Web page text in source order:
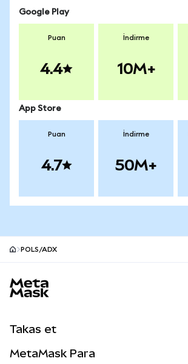
Google Play
Puan
4.4
İndirme
10M+
App Store
Puan
4.7
İndirme
50M+
POLS/ADX
Takas et
MetaMask Para